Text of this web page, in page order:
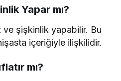
Yapar mı?
ve şişkinlik yapabilir. Bu
içeriğiyle ilişkilidir.
mı?